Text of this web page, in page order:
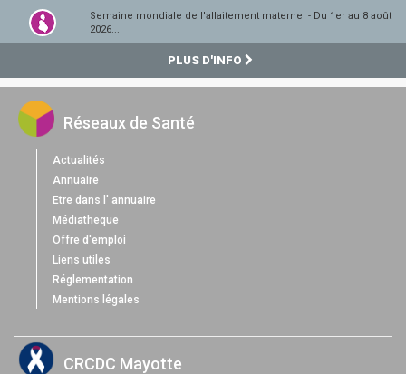
Semaine mondiale de l'allaitement maternel - Du 1er au 8 août
2026...
PLUS D'INFO
Réseaux de Santé
Actualités
Annuaire
Etre dans l' annuaire
Médiatheque
Offre d'emploi
Liens utiles
Réglementation
Mentions légales
CRCDC Mayotte